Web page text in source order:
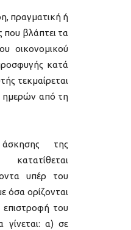
πραγματική ή
που βλάπτει τα
οικονομικού
κατά
τεκμαίρεται
ημερών από τη
της
υπέρ του
όσα ορίζονται
του
γίνεται: α) σε